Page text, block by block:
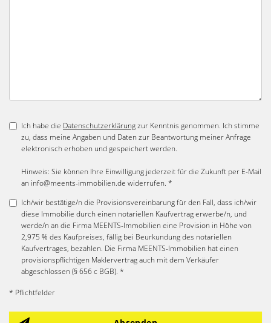
Ich habe die Datenschutzerklärungzur Kenntnis genommen. Ich stimme
zu, dass meine Angaben und Daten zur Beantwortung meiner Anfrage
elektronisch erhoben und gespeichert werden.
Hinweis: Sie können Ihre Einwilligung jederzeit für die Zukunft per E-Mail
an info@meents-immobilien.de widerrufen. *
Ich/wir bestätige/n die Provisionsvereinbarung für den Fall, dass ich/wir
diese Immobilie durch einen notariellen Kaufvertrag erwerbe/n, und
werde/n an die Firma MEENTS-Immobilien eine Provision in Höhe von
2,975 % des Kaufpreises, fällig bei Beurkundung des notariellen
Kaufvertrages, bezahlen. Die Firma MEENTS-Immobilien hat einen
provisionspflichtigen Maklervertrag auch mit dem Verkäufer
abgeschlossen (§ 656 c BGB). *
* Pflichtfelder